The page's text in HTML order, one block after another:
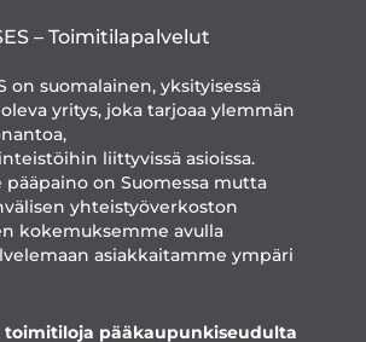
– Toimitilapalvelut
on suomalainen, yksityisessä
yritys, joka tarjoaa ylemmän
liittyvissä asioissa.
on Suomessa mutta
yhteistyöverkoston
kokemuksemme avulla
asiakkaitamme ympäri
toimitiloja pääkaupunkiseudulta